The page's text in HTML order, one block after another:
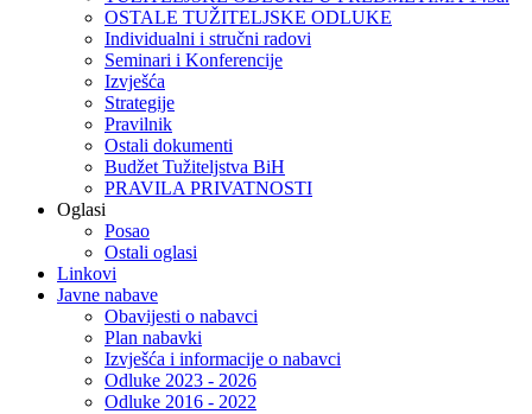
OSTALE TUŽITELJSKE ODLUKE
Individualni i stručni radovi
Seminari i Konferencije
Izvješća
Strategije
Pravilnik
Ostali dokumenti
Budžet Tužiteljstva BiH
PRAVILA PRIVATNOSTI
Oglasi
Posao
Ostali oglasi
Linkovi
Javne nabave
Obavijesti o nabavci
Plan nabavki
Izvješća i informacije o nabavci
Odluke 2023 - 2026
Odluke 2016 - 2022